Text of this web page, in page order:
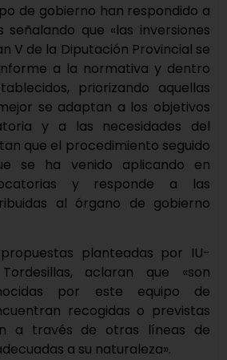
de gobierno han respondido a
señalando que «las inversiones
V de la Diputación Provincial se
a la normativa y dentro
priorizando aquellas
se adaptan a los objetivos
y a las necesidades del
que el procedimiento seguido
se ha venido aplicando en
y responde a las
al órgano de gobierno
planteadas por IU-
aclaran que «son
por este equipo de
recogidas o previstas
a través de otras líneas de
a su naturaleza».